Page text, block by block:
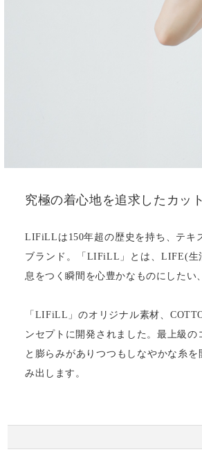
究極の着心地を追求したカッ
LIFiLLは150年超の歴史を持ち、テキ
ブランド。「LIFiLL」とは、LIFE(
息をつく瞬間を心豊かなものにしたい
「LIFiLL」のオリジナル素材、
ンセプトに開発されました。最上級
と膨らみがありつつもしなやかな糸
み出します。